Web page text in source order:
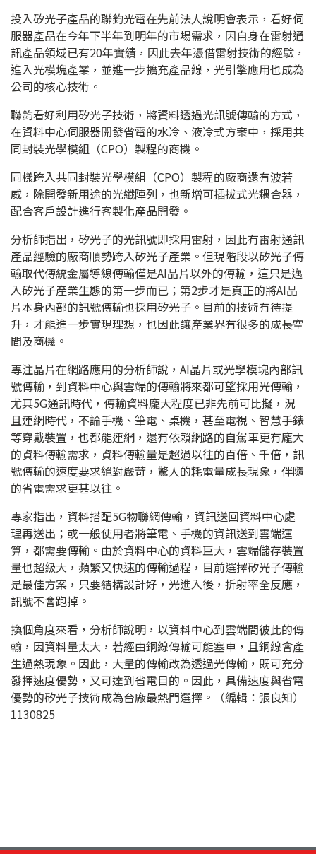
投入矽光子產品的聯鈞光電在先前法人說明會表示，看好伺
服器產品在今年下半年到明年的市場需求，因自身在雷射通
訊產品領域已有20年實績，因此去年憑借雷射技術的經驗，
進入光模塊產業，並進一步擴充產品線，光引擎應用也成為
公司的核心技術。
聯鈞看好利用矽光子技術，將資料透過光訊號傳輸的方式，
在資料中心伺服器開發省電的水冷、液冷式方案中，採用共
同封裝光學模組（CPO）製程的商機。
同樣跨入共同封裝光學模組（CPO）製程的廠商還有波若
威，除開發新用途的光纖陣列，也新增可插拔式光耦合器，
配合客戶設計進行客製化產品開發。
分析師指出，矽光子的光訊號即採用雷射，因此有雷射通訊
產品經驗的廠商順勢跨入矽光子產業。但現階段以矽光子傳
輸取代傳統金屬導線傳輸僅是AI晶片以外的傳輸，這只是邁
入矽光子產業生態的第一步而已；第2步才是真正的將AI晶
片本身內部的訊號傳輸也採用矽光子。目前的技術有待提
升，才能進一步實現理想，也因此讓產業界有很多的成長空
間及商機。
專注晶片在網路應用的分析師說，AI晶片或光學模塊內部訊
號傳輸，到資料中心與雲端的傳輸將來都可望採用光傳輸，
尤其5G通訊時代，傳輸資料龐大程度已非先前可比擬，況
且連網時代，不論手機、筆電、桌機，甚至電視、智慧手錶
等穿戴裝置，也都能連網，還有依賴網路的自駕車更有龐大
的資料傳輸需求，資料傳輸量是超過以往的百倍、千倍，訊
號傳輸的速度要求絕對嚴苛，驚人的耗電量成長現象，伴隨
的省電需求更甚以往。
專家指出，資料搭配5G物聯網傳輸，資訊送回資料中心處
理再送出；或一般使用者將筆電、手機的資訊送到雲端運
算，都需要傳輸。由於資料中心的資料巨大，雲端儲存裝置
量也超級大，頻繁又快速的傳輸過程，目前選擇矽光子傳輸
是最佳方案，只要結構設計好，光進入後，折射率全反應，
訊號不會跑掉。
換個角度來看，分析師說明，以資料中心到雲端間彼此的傳
輸，因資料量太大，若經由銅線傳輸可能塞車，且銅線會產
生過熱現象。因此，大量的傳輸改為透過光傳輸，既可充分
發揮速度優勢，又可達到省電目的。因此，具備速度與省電
優勢的矽光子技術成為台廠最熱門選擇。（編輯：張良知）
1130825